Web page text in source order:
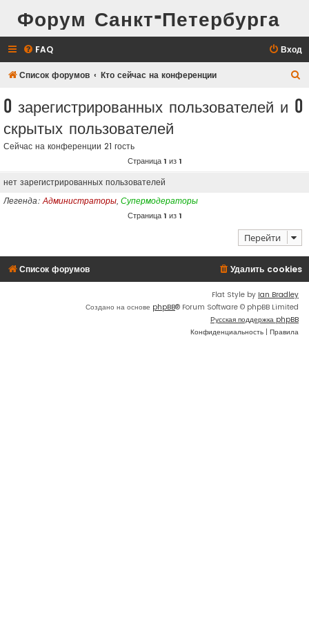
Форум Санкт-Петербурга
FAQ Вход
Список форумов Кто сейчас на конференции
и
0 зарегистрированных пользователей и 0
скрытых пользователей
Сейчас на конференции 21 гость
Страница1 из1
нет зарегистрированных пользователей
Легенда:Администраторы, Супермодераторы
Страница1 из1
Перейти
Список форумов Удалить cookies
Flat Style by Ian Bradley
Создано на основе phpBB® Forum Software © phpBB Limited
Русская поддержка phpBB
Конфиденциальность | Правила